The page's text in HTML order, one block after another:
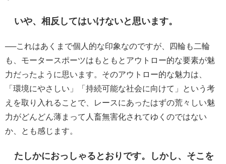
いや、相反してはいけないと思います。
──これはあくまで個人的な印象なのですが、四輪も二輪
も、モータースポーツはもともとアウトロー的な要素が魅
力だったように思います。そのアウトロー的な魅力は、
「環境にやさしい」「持続可能な社会に向けて」という考
えを取り入れることで、レースにあったはずの荒々しい魅
力がどんどん薄まって人畜無害化されてゆくのではない
か、とも感じます。
たしかにおっしゃるとおりです。しかし、そこを